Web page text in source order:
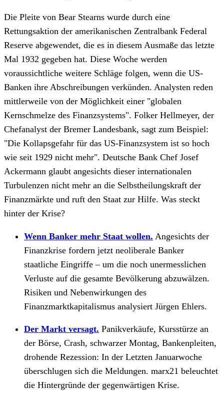
Die Pleite von Bear Stearns wurde durch eine
Rettungsaktion der amerikanischen Zentralbank Federal
Reserve abgewendet, die es in diesem Ausmaße das letzte
Mal 1932 gegeben hat. Diese Woche werden
voraussichtliche weitere Schläge folgen, wenn die US-
Banken ihre Abschreibungen verkünden. Analysten reden
mittlerweile von der Möglichkeit einer "globalen
Kernschmelze des Finanzsystems". Folker Hellmeyer, der
Chefanalyst der Bremer Landesbank, sagt zum Beispiel:
"Die Kollapsgefahr für das US-Finanzsystem ist so hoch
wie seit 1929 nicht mehr". Deutsche Bank Chef Josef
Ackermann glaubt angesichts dieser internationalen
Turbulenzen nicht mehr an die Selbstheilungskraft der
Finanzmärkte und ruft den Staat zur Hilfe. Was steckt
hinter der Krise?
Wenn Banker mehr Staat wollen. Angesichts der
Finanzkrise fordern jetzt neoliberale Banker
staatliche Eingriffe – um die noch unermesslichen
Verluste auf die gesamte Bevölkerung abzuwälzen.
Risiken und Nebenwirkungen des
Finanzmarktkapitalismus analysiert Jürgen Ehlers.
Der Markt versagt. Panikverkäufe, Kursstürze an
der Börse, Crash, schwarzer Montag, Bankenpleiten,
drohende Rezession: In der Letzten Januarwoche
überschlugen sich die Meldungen. marx21 beleuchtet
die Hintergründe der gegenwärtigen Krise.